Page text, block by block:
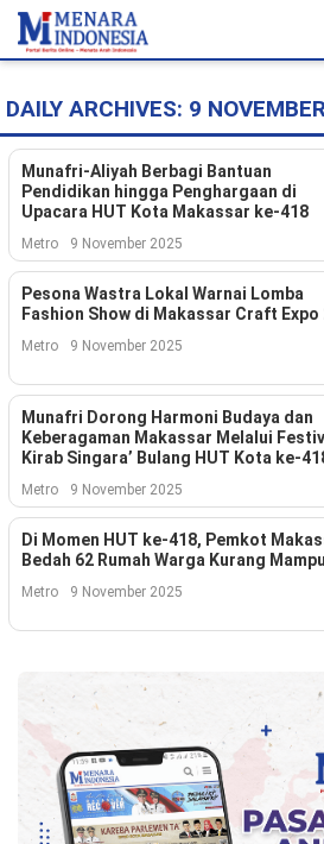
Home
Nasional
Politik
Metro
Daerah
Hukum & HAM
Ekonomi
Pendidikan
Kesehatan
Lingkungan
More
DAILY ARCHIVES: 9
Munafri-Aliyah Berbagi Bantuan
Pendidikan hingga Penghargaan di
Upacara HUT Kota Makassar ke-418
Metro 9 November 2025
Pesona Wastra Lokal Warnai Lomba
Fashion Show di Makassar Craft Expo
Metro 9 November 2025
Munafri Dorong Harmoni Budaya dan
Keberagaman Makassar Melalui
Kirab Singara’ Bulang HUT Kota ke-
Metro 9 November 2025
Di Momen HUT ke-418, Pemkot
Bedah 62 Rumah Warga Kurang Mampu
Metro 9 November 2025